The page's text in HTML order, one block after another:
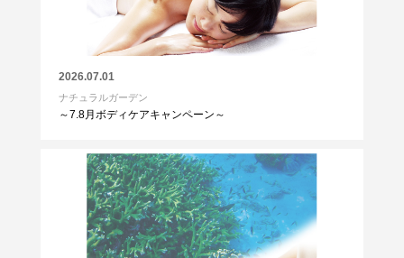
2026.07.01
ナチュラルガーデン
～7.8月ボディケアキャンペーン～